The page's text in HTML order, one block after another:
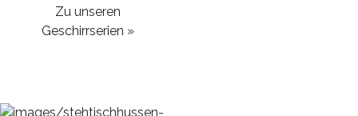
Zu unseren
Geschirrserien »